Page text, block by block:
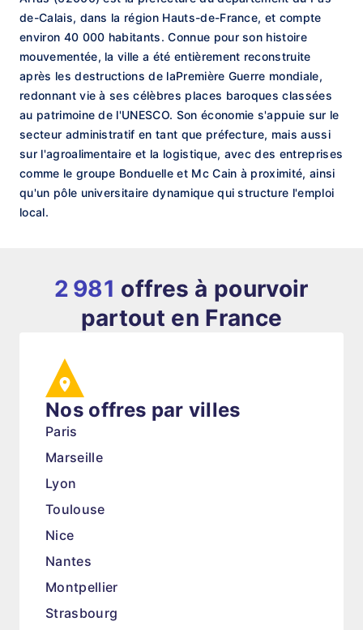
de-Calais, dans la région Hauts-de-France, et compte
environ 40 000 habitants. Connue pour son histoire
mouvementée, la ville a été entièrement reconstruite
après les destructions de laPremière Guerre mondiale,
redonnant vie à ses célèbres places baroques classées
au patrimoine de l'UNESCO. Son économie s'appuie sur le
secteur administratif en tant que préfecture, mais aussi
sur l'agroalimentaire et la logistique, avec des entreprises
comme le groupe Bonduelle et Mc Cain à proximité, ainsi
qu'un pôle universitaire dynamique qui structure l'emploi
local.
2 981 offres à pourvoir
partout en France
Nos offres par villes
Paris
Marseille
Lyon
Toulouse
Nice
Nantes
Montpellier
Strasbourg